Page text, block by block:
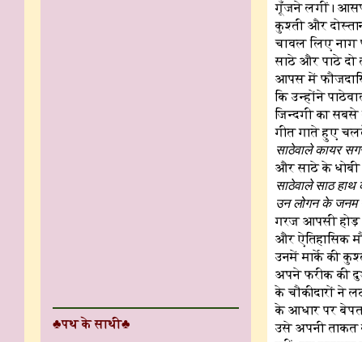
गूँजने लगीं।
कुश्ती और
चावल लिए नाग
साठे और पाठे दो
आपस में
कि उन्होंने
जिन्दगी का
गीत गाते हुए
साठेवाले कायर
और साठे के धोबी
साठेवाले साठ
उन लोगन के जनम
गरज आपसी होड़
और ऐतिहासिक
उनमें मार्के की
अपने फरीक की
के चौकीदारों ने
के आधार पर
उसे अपनी ताकत
♣पथ के साथी♣